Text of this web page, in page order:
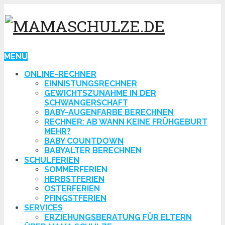
MENU
ONLINE-RECHNER
EINNISTUNGSRECHNER
GEWICHTSZUNAHME IN DER
SCHWANGERSCHAFT
BABY-AUGENFARBE BERECHNEN
RECHNER: AB WANN KEINE FRÜHGEBURT
MEHR?
BABY COUNTDOWN
BABYALTER BERECHNEN
SCHULFERIEN
SOMMERFERIEN
HERBSTFERIEN
OSTERFERIEN
PFINGSTFERIEN
SERVICES
ERZIEHUNGSBERATUNG FÜR ELTERN